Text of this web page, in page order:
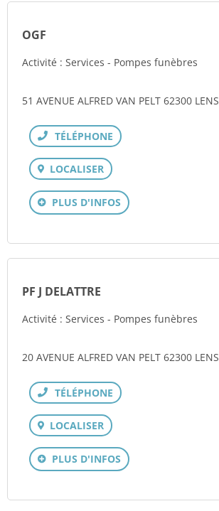
OGF
Activité : Services - Pompes funèbres
51 AVENUE ALFRED VAN PELT 62300 LENS
Téléphone
LOCALISER
PLUS D'INFOS
PF J DELATTRE
Activité : Services - Pompes funèbres
20 AVENUE ALFRED VAN PELT 62300 LENS
Téléphone
LOCALISER
PLUS D'INFOS